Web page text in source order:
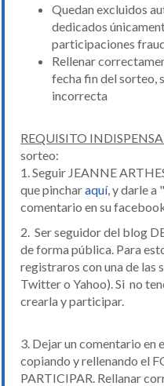
Quedan excluidos
dedicados
participaciones
Rellenar
fecha fin del sorteo,
incorrecta
REQUISITO
sorteo:
1. Seguir JEANNE
que pincharaquí, y darle a
comentario en su facebook
2. Ser seguidor del blog
de forma pública. Para
registraros con una de las
Twitter o Yahoo). Si no
crearla y participar.
3. Dejar un comentario en
copiando y rellenando el
PARTICIPAR. Rellanar